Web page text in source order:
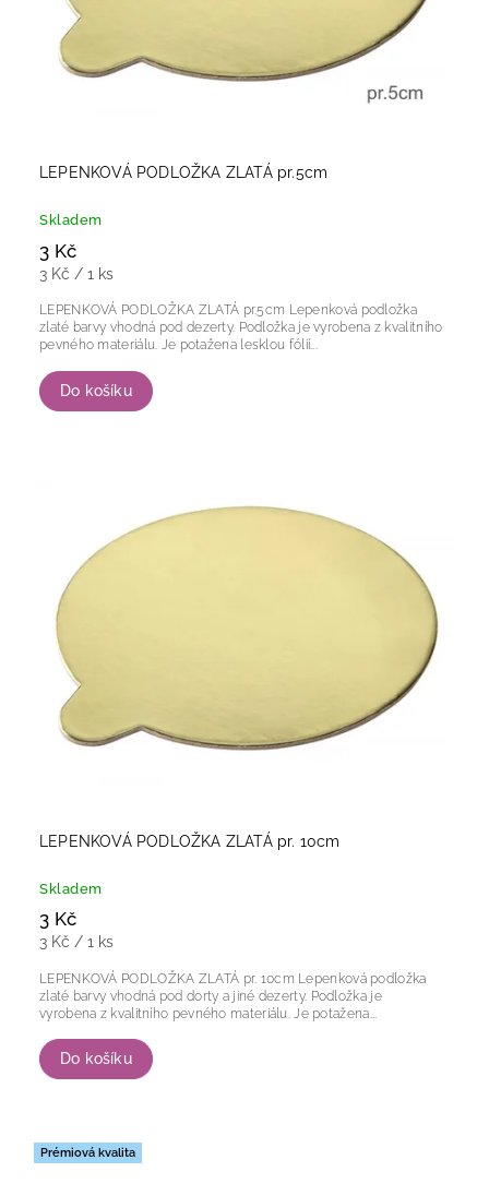
LEPENKOVÁ PODLOŽKA ZLATÁ pr.5cm
Skladem
3 Kč
3 Kč / 1 ks
Do košíku
LEPENKOVÁ PODLOŽKA ZLATÁ pr.5cm Lepenková podložka
zlaté barvy vhodná pod dezerty. Podložka je vyrobena z kvalitního
pevného materiálu. Je potažena lesklou fólií...
LEPENKOVÁ PODLOŽKA ZLATÁ pr. 10cm
Skladem
3 Kč
3 Kč / 1 ks
Do košíku
LEPENKOVÁ PODLOŽKA ZLATÁ pr. 10cm Lepenková podložka
zlaté barvy vhodná pod dorty a jiné dezerty. Podložka je
vyrobena z kvalitního pevného materiálu. Je potažena...
Prémiová kvalita